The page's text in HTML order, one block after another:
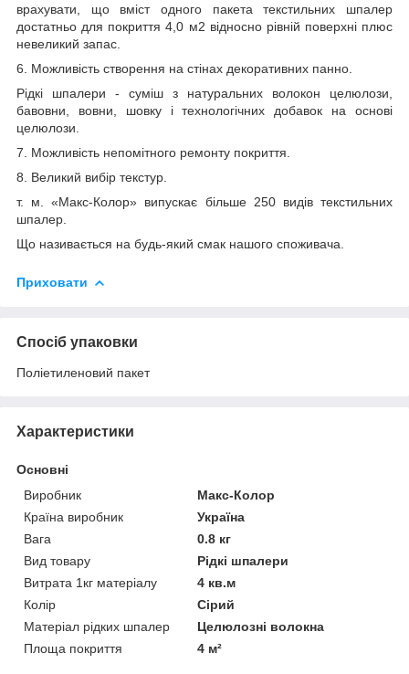
врахувати, що вміст одного пакета текстильних шпалер
достатньо для покриття 4,0 м2 відносно рівній поверхні плюс
невеликий запас.
6. Можливість створення на стінах декоративних панно.
Рідкі шпалери - суміш з натуральних волокон целюлози,
бавовни, вовни, шовку і технологічних добавок на основі
целюлози.
7. Можливість непомітного ремонту покриття.
8. Великий вибір текстур.
т. м. «Макс-Колор» випускає більше 250 видів текстильних
шпалер.
Що називається на будь-який смак нашого споживача.
Приховати
Спосіб упаковки
Поліетиленовий пакет
Характеристики
Основні
Виробник
Макс-Колор
Країна виробник
Україна
Вага
0.8 кг
Вид товару
Рідкі шпалери
Витрата 1кг матеріалу
4 кв.м
Колір
Сірий
Матеріал рідких шпалер
Целюлозні волокна
Площа покриття
4 м²